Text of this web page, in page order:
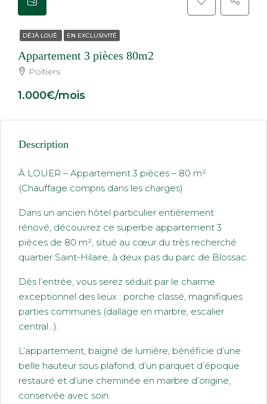
DÉJÀ LOUÉ EN EXCLUSIVITÉ
Appartement 3 pièces 80m2
Poitiers
1.000€/mois
Description
À LOUER – Appartement 3 pièces – 80 m²
(Chauffage compris dans les charges)
Dans un ancien hôtel particulier entièrement
rénové, découvrez ce superbe appartement 3
pièces de 80 m², situé au cœur du très recherché
quartier Saint-Hilaire, à deux pas du parc de Blossac.
Dès l’entrée, vous serez séduit par le charme
exceptionnel des lieux : porche classé, magnifiques
parties communes (dallage en marbre, escalier
central…).
L’appartement, baigné de lumière, bénéficie d’une
belle hauteur sous plafond, d’un parquet d’époque
restauré et d’une cheminée en marbre d’origine,
conservée avec soin.